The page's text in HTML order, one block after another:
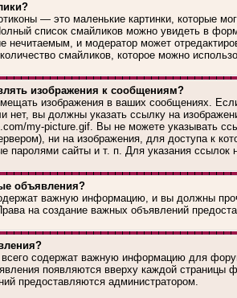
— это маленькие картинки, которые
список смайликов можно увидеть в
нечитаемым, и модератор может
смайликов, которое можно
изображения к сообщениям?
изображения в ваших сообщениях.
нет, вы должны указать ссылку на
my-picture.gif. Вы не можете указывать
ни на изображения, для доступа к
паролями сайты и т. п. Для указания ссылок
объявления?
важную информацию, и вы должны
на создание важных объявлений
содержат важную информацию для
появляются вверху каждой
предоставляются администратором.